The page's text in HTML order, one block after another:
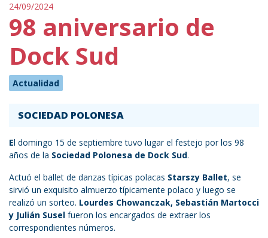
24/09/2024
98 aniversario de
Dock Sud
Actualidad
SOCIEDAD POLONESA
El domingo 15 de septiembre tuvo lugar el festejo por los 98
años de la Sociedad Polonesa de Dock Sud.
Actuó el ballet de danzas típicas polacas Starszy Ballet, se
sirvió un exquisito almuerzo típicamente polaco y luego se
realizó un sorteo. Lourdes Chowanczak, Sebastián Martocci
y Julián Susel fueron los encargados de extraer los
correspondientes números.